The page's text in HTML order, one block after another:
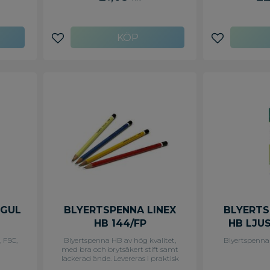
Lägg till i favoriter Lägg till i
BLYERTSPENNA LINEX
HB 144/FP
Blyertspenna HB av hög kvalitet,
med bra och brytsäkert stift samt
lackerad ände. Levereras i praktisk
HB